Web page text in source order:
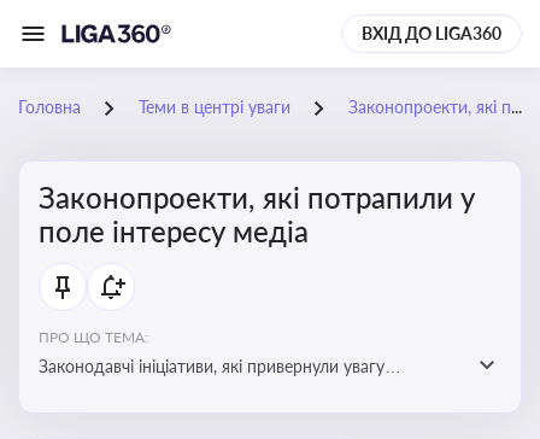
ВХІД ДО LIGA360
Головна Теми в центрі уваги Законопроекти, які потрапили у поле інтересу медіа
Законопроекти, які потрапили у
поле інтересу медіа
ПРО ЩО ТЕМА:
Законодавчі ініціативи, які привернули увагу